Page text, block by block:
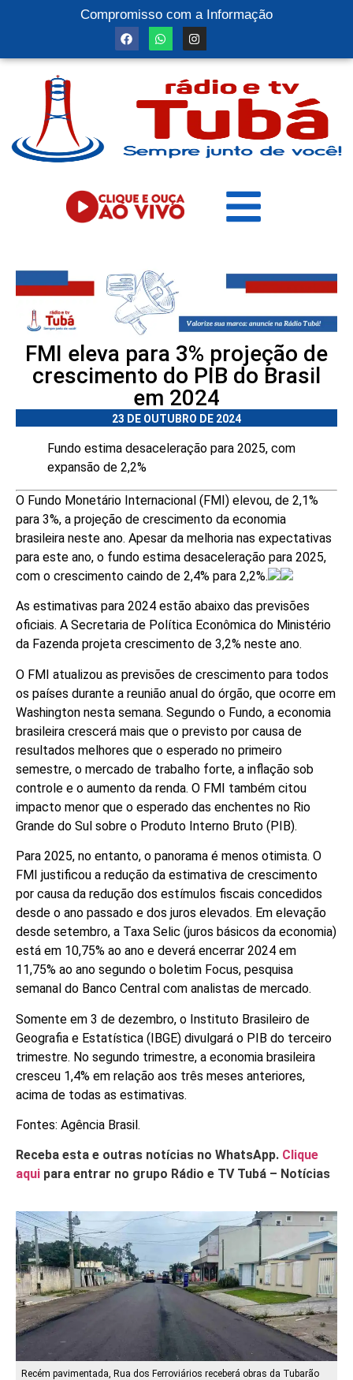
Compromisso com a Informação
FMI eleva para 3% projeção de
crescimento do PIB do Brasil
em 2024
23 DE OUTUBRO DE 2024
Fundo estima desaceleração para 2025, com
expansão de 2,2%
O Fundo Monetário Internacional (FMI) elevou, de 2,1%
para 3%, a projeção de crescimento da economia
brasileira neste ano. Apesar da melhoria nas expectativas
para este ano, o fundo estima desaceleração para 2025,
com o crescimento caindo de 2,4% para 2,2%.
As estimativas para 2024 estão abaixo das previsões
oficiais. A Secretaria de Política Econômica do Ministério
da Fazenda projeta crescimento de 3,2% neste ano.
O FMI atualizou as previsões de crescimento para todos
os países durante a reunião anual do órgão, que ocorre em
Washington nesta semana. Segundo o Fundo, a economia
brasileira crescerá mais que o previsto por causa de
resultados melhores que o esperado no primeiro
semestre, o mercado de trabalho forte, a inflação sob
controle e o aumento da renda. O FMI também citou
impacto menor que o esperado das enchentes no Rio
Grande do Sul sobre o Produto Interno Bruto (PIB).
Para 2025, no entanto, o panorama é menos otimista. O
FMI justificou a redução da estimativa de crescimento
por causa da redução dos estímulos fiscais concedidos
desde o ano passado e dos juros elevados. Em elevação
desde setembro, a Taxa Selic (juros básicos da economia)
está em 10,75% ao ano e deverá encerrar 2024 em
11,75% ao ano segundo o boletim Focus, pesquisa
semanal do Banco Central com analistas de mercado.
Somente em 3 de dezembro, o Instituto Brasileiro de
Geografia e Estatística (IBGE) divulgará o PIB do terceiro
trimestre. No segundo trimestre, a economia brasileira
cresceu 1,4% em relação aos três meses anteriores,
acima de todas as estimativas.
Fontes: Agência Brasil.
Receba esta e outras notícias no WhatsApp. Clique
aqui para entrar no grupo Rádio e TV Tubá – Notícias
Recém pavimentada, Rua dos Ferroviários receberá obras da Tubarão